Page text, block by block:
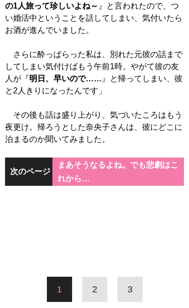
の1人旅って珍しいよね～ 』と言われたので、つ
い婚活中ということを話してしまい、気付いたら
お酒が進んでいました。
さらに酔っぱらった私は、別れた元彼の話まで
してしまい気付けばもう午前1時。やがて彼の友
人が『明日、早いので…… 』と帰ってしまい、彼
と2人きりになったんです」
その後も話は盛り上がり、気づいたころはもう
夜更け。帰ろうとした奈央子さんは、彼にどこに
泊まるのか聞いてみました。
次のページ
まあそうなるよね。でも悲劇はこ
れから…
1 2 3